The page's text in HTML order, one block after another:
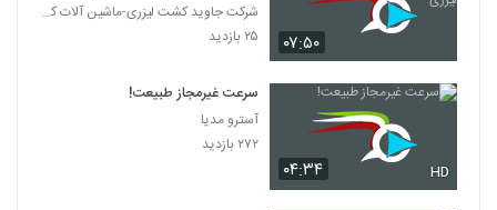
۰۷:۵۰
شرکت جاوید کشت لیزری-ماشین آلات کشاورزی مردانی
۲۵ بازدید
۰۴:۳۴ HD
سرعت غیرمجاز طبیعت!
آسترو مدیا
۲۷۲ بازدید